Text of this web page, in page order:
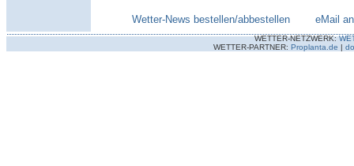
Wetter-News bestellen/abbestellen eMail
WETTER-NETZWERK:
WETTER-PARTNER: Proplanta.de |